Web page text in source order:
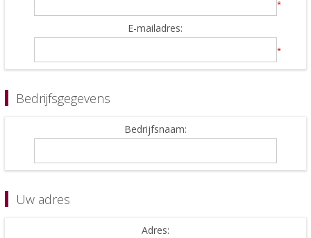
*
E-mailadres:
*
Bedrijfsgegevens
Bedrijfsnaam:
Uw adres
Adres: